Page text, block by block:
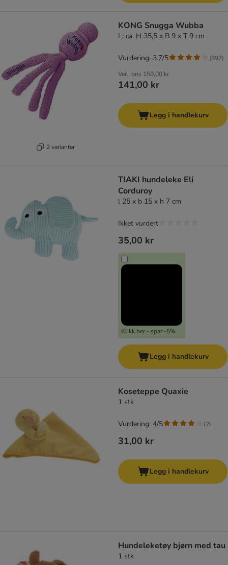
2 varianter
KONG Snugga Wubba
L: ca. H 35,5 x B 9 x T 9 cm
Veil. pris 150,00 kr
141,00 kr
Vurdering: 3.7/5 (897)
Legg i handlekurv
TIAKI hundeleke Eli
Corduroy
l 25 x b 15 x h 7 cm
35,00 kr
Klikk her - spar -5%
Ikket vurdert
Legg i handlekurv
Koseteppe Quaxie
1 stk
31,00 kr
Vurdering: 4/5 (2)
Legg i handlekurv
Hundeleketøy bjørn med tau
1 stk